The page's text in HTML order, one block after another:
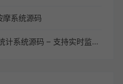
系统源码
简洁高效的网站流量统计系统源码 – 支持实时监控与数据对比